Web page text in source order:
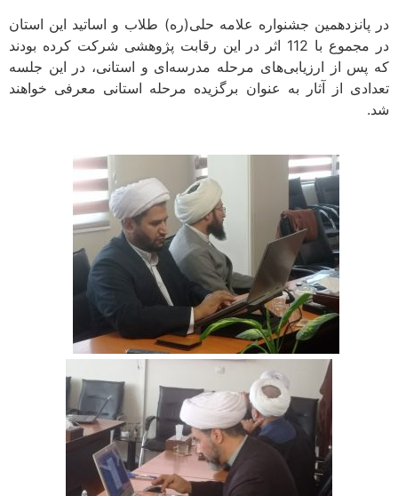
در پانزدهمین جشنواره علامه حلی(ره) طلاب و اساتید این استان
در مجموع با 112 اثر در این رقابت پژوهشی شرکت کرده بودند
که پس از ارزیابی‌های مرحله مدرسه‌ای و استانی، در این جلسه
تعدادی از آثار به عنوان برگزیده مرحله استانی معرفی خواهند
شد.